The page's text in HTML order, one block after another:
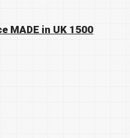
MADE in UK 1500